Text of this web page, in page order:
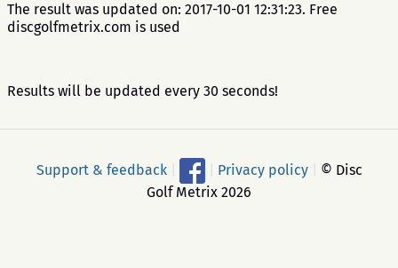
The result was updated on: 2017-10-01 12:31:23. Free
discgolfmetrix.com is used
Results will be updated every 30 seconds!
Support & feedback Privacy policy
© Disc
Golf Metrix 2026